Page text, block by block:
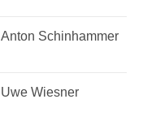
Anton Schinhammer
Uwe Wiesner